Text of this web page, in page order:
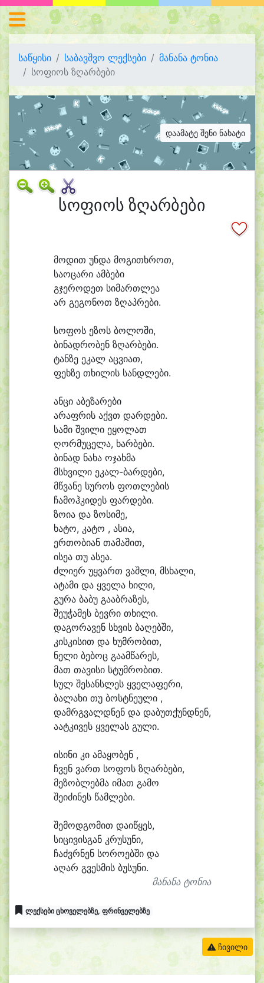
საწყისი საბავშვო ლექსები
მანანა ტონია
სოფიოს ზღარბები
დაამატე შენი ნახატი
სოფიოს ზღარბები
მოდით უნდა მოგითხროთ,
საოცარი ამბები
გჯეროდეთ სიმართლეა
არ გეგონოთ ზღაპრები.
სოფოს ეზოს ბოლოში,
ბინადრობენ ზღარბები.
ტანზე ეკალ აცვიათ,
ფეხზე თხილის სანდლები.
ანცი აბეზარები
არაფრის აქვთ დარდები.
სამი შვილი ეყოლათ
ღორმუცელა, ხარბები.
ბინად ნახა ოჯახმა
მსხვილი ეკალ-ბარდები,
მწვანე სუროს ფოთლების
ჩამოჰკიდეს ფარდები.
ზოია და ზოსიმე,
ხატო, კატო , ასია,
ერთობიან თამაშით,
ისეა თუ ასეა.
ძლიერ უყვართ ვაშლი, მსხალი,
ატამი და ყველა ხილი,
გურა ბაბუ გააბრაზეს,
შეუჭამეს ბევრი თხილი.
დაგორავენ სხვის ბაღებში,
კისკისით და ხუმრობით,
ნელი ბებოც გაამწარეს,
მათ თავისი სტუმრობით.
სულ შესანსლეს ყველაფერი,
ბალახი თუ ბოსტნეული ,
დამრგვალდნენ და დაბუთქუნდნენ,
აატკივეს ყველას გული.
ისინი კი ამაყობენ ,
ჩვენ ვართ სოფოს ზღარბები,
მეზობლებმა იმათ გამო
შეიძინეს წამლები.
შემოდგომით დაიწყეს,
სიცივისგან კრუსუნი,
ჩაძვრნენ სოროებში და
აღარ გვესმის ბუსუნი.
მანანა ტონია
ლექსები ცხოველებზე, ფრინველებზე
ჩივილი